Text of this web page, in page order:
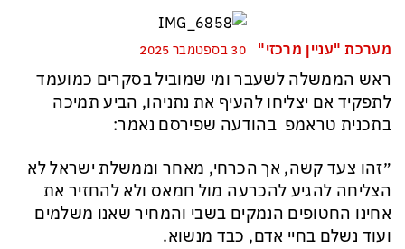
א-סיסי, ארדואן ושליט קטאר מכנסים פגישת ״כיפה אדומה״ לנתניהו בנושא עזה
מערכת "עניין מרכזי" 30 בספטמבר 2025
ראש הממשלה לשעבר ומי שמוביל בסקרים כמועמד
לתפקיד אם יצליחו להעיף את נתניהו, הביע תמיכה
בתכנית טראמפ בהודעה שפירסם נאמר:
״זהו צעד קשה, אך הכרחי, מאחר וממשלת ישראל לא
הצליחה להגיע להכרעה מול חמאס ולא להחזיר את
אחינו החטופים הנמקים בשבי והמחיר שאנו משלמים
ועוד נשלם בחיי אדם, כבד מנשוא.